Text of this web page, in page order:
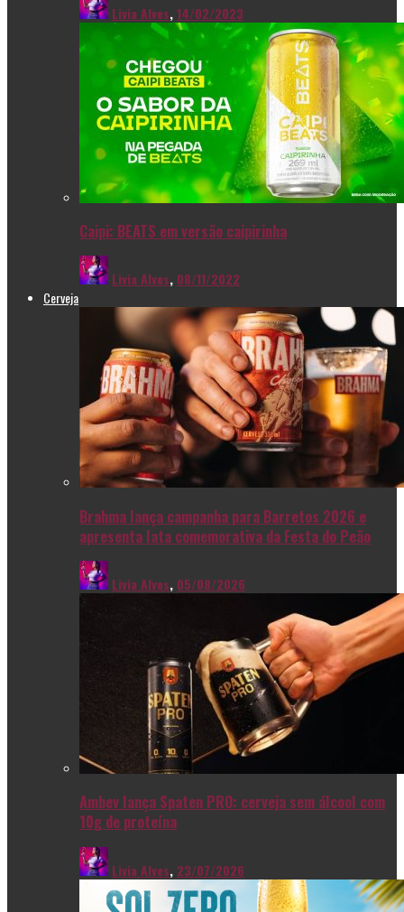
Livia Alves,14/02/2023
Caipi: BEATS em versão caipirinha
Livia Alves, 08/11/2022
Cerveja
Brahma lança campanha para Barretos 2026 e
apresenta lata comemorativa da Festa do Peão
Livia Alves, 05/08/2026
Ambev lança Spaten PRO: cerveja sem álcool com
10g de proteína
Livia Alves, 23/07/2026